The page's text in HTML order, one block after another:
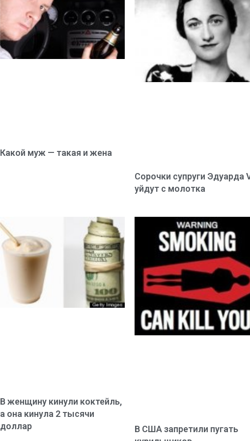
Какой муж — такая и жена
Сорочки супруги Эдуарда
уйдут с молотка
В женщину кинули коктейль,
а она кинула 2 тысячи
доллар
В США запретили пугать